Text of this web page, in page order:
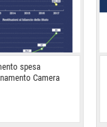
spesa
Camera